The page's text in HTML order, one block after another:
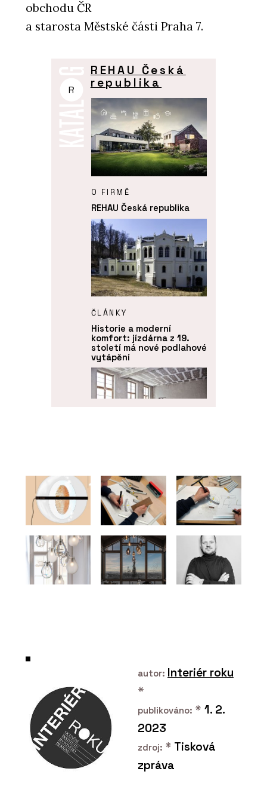
obchodu ČR
a starosta Městské části Praha 7.
R
REHAU Česká
republika
O FIRMĚ
REHAU Česká republika
ČLÁNKY
Historie a moderní
komfort: jízdárna z 19.
století má nové podlahové
vytápění
Vytápění a chlazení -
REHAU
PRODUKTY
Systém odhlučnění
domovní kanalizace
RAUPIANO PLUS - REHAU
autor: Interiér roku
*
publikováno: * 1. 2.
2023
zdroj: * Tisková
zpráva